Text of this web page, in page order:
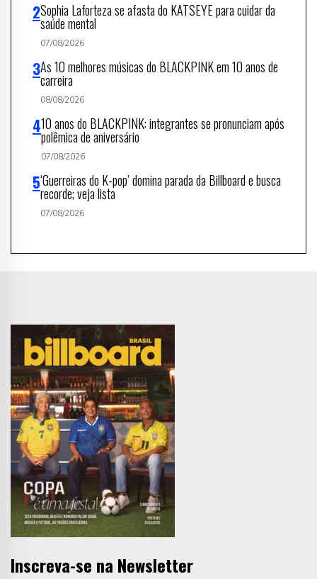
Sophia Laforteza se afasta do KATSEYE para cuidar da
saúde mental
07/08/2026
As 10 melhores músicas do BLACKPINK em 10 anos de
carreira
08/08/2026
10 anos do BLACKPINK: integrantes se pronunciam após
polêmica de aniversário
07/08/2026
‘Guerreiras do K-pop’ domina parada da Billboard e busca
recorde; veja lista
07/08/2026
Inscreva-se na Newsletter